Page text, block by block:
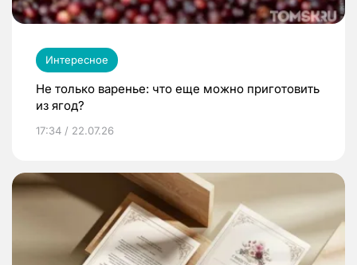
Интересное
Не только варенье: что еще можно приготовить
из ягод?
17:34 / 22.07.26